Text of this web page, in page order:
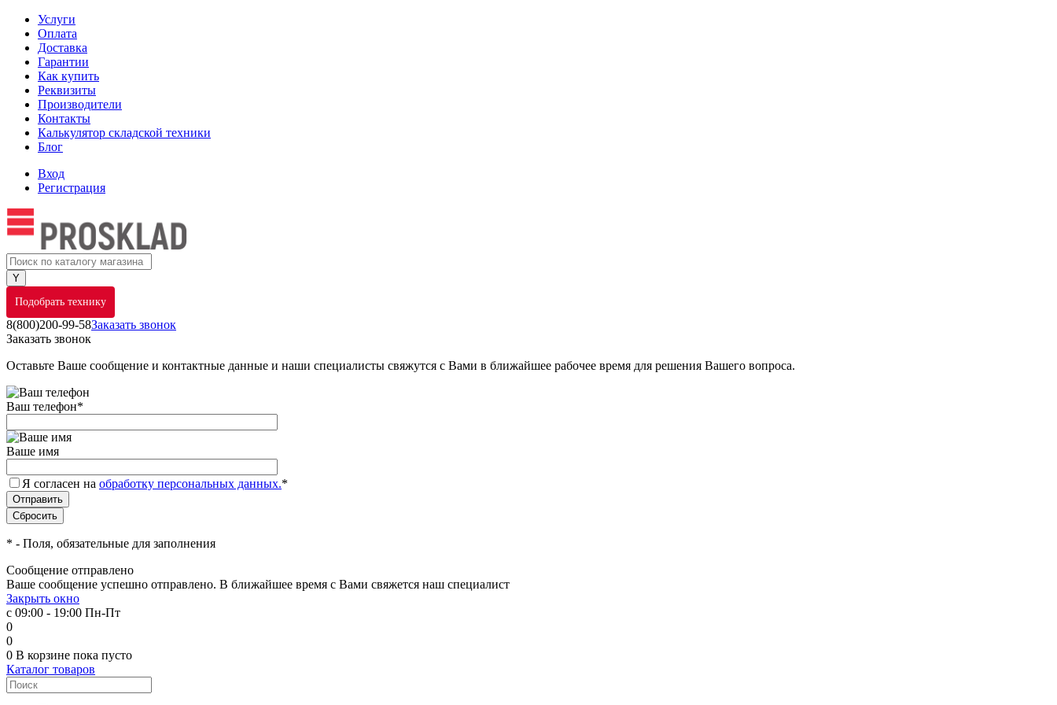
Услуги
Оплата
Доставка
Гарантии
Как купить
Реквизиты
Производители
Контакты
Калькулятор складской техники
Блог
Вход
Регистрация
Подобрать технику
8(800)200-99-58Заказать звонок
Заказать звонок
Оставьте Ваше сообщение и контактные данные и наши специалисты свяжутся с Вами в ближайшее рабочее время для решения Вашего вопроса.
Ваш телефон*
Ваше имя
Я согласен на обработку персональных данных.*
* - Поля, обязательные для заполнения
Сообщение отправлено
Ваше сообщение успешно отправлено. В ближайшее время с Вами свяжется наш специалист
Закрыть окно
с 09:00 - 19:00 Пн-Пт
0
0
0 В корзине пока пусто
Каталог товаров